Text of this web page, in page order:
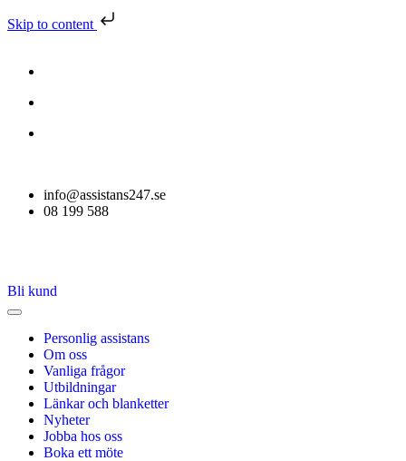
Skip to content
info@assistans247.se
08 199 588
Bli kund
Personlig assistans
Om oss
Vanliga frågor
Utbildningar
Länkar och blanketter
Nyheter
Jobba hos oss
Boka ett möte